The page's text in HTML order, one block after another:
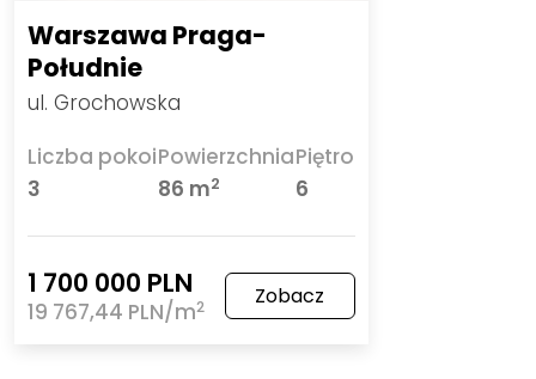
Warszawa Praga-
Południe
ul. Grochowska
Liczba pokoi
3
Powierzchnia
86 m2
Piętro
6
1 700 000 PLN
19 767,44 PLN/m2 Zobacz